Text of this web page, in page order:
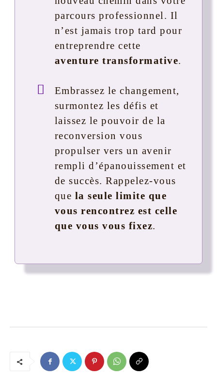
parcours professionnel. Il
n’est jamais trop tard pour
entreprendre cette
aventure transformative.
Embrassez le changement,
surmontez les défis et
laissez le pouvoir de la
reconversion vous
propulser vers un avenir
rempli d’épanouissement et
de succès. Rappelez-vous
que la seule limite que
vous rencontrez est celle
que vous vous fixez.